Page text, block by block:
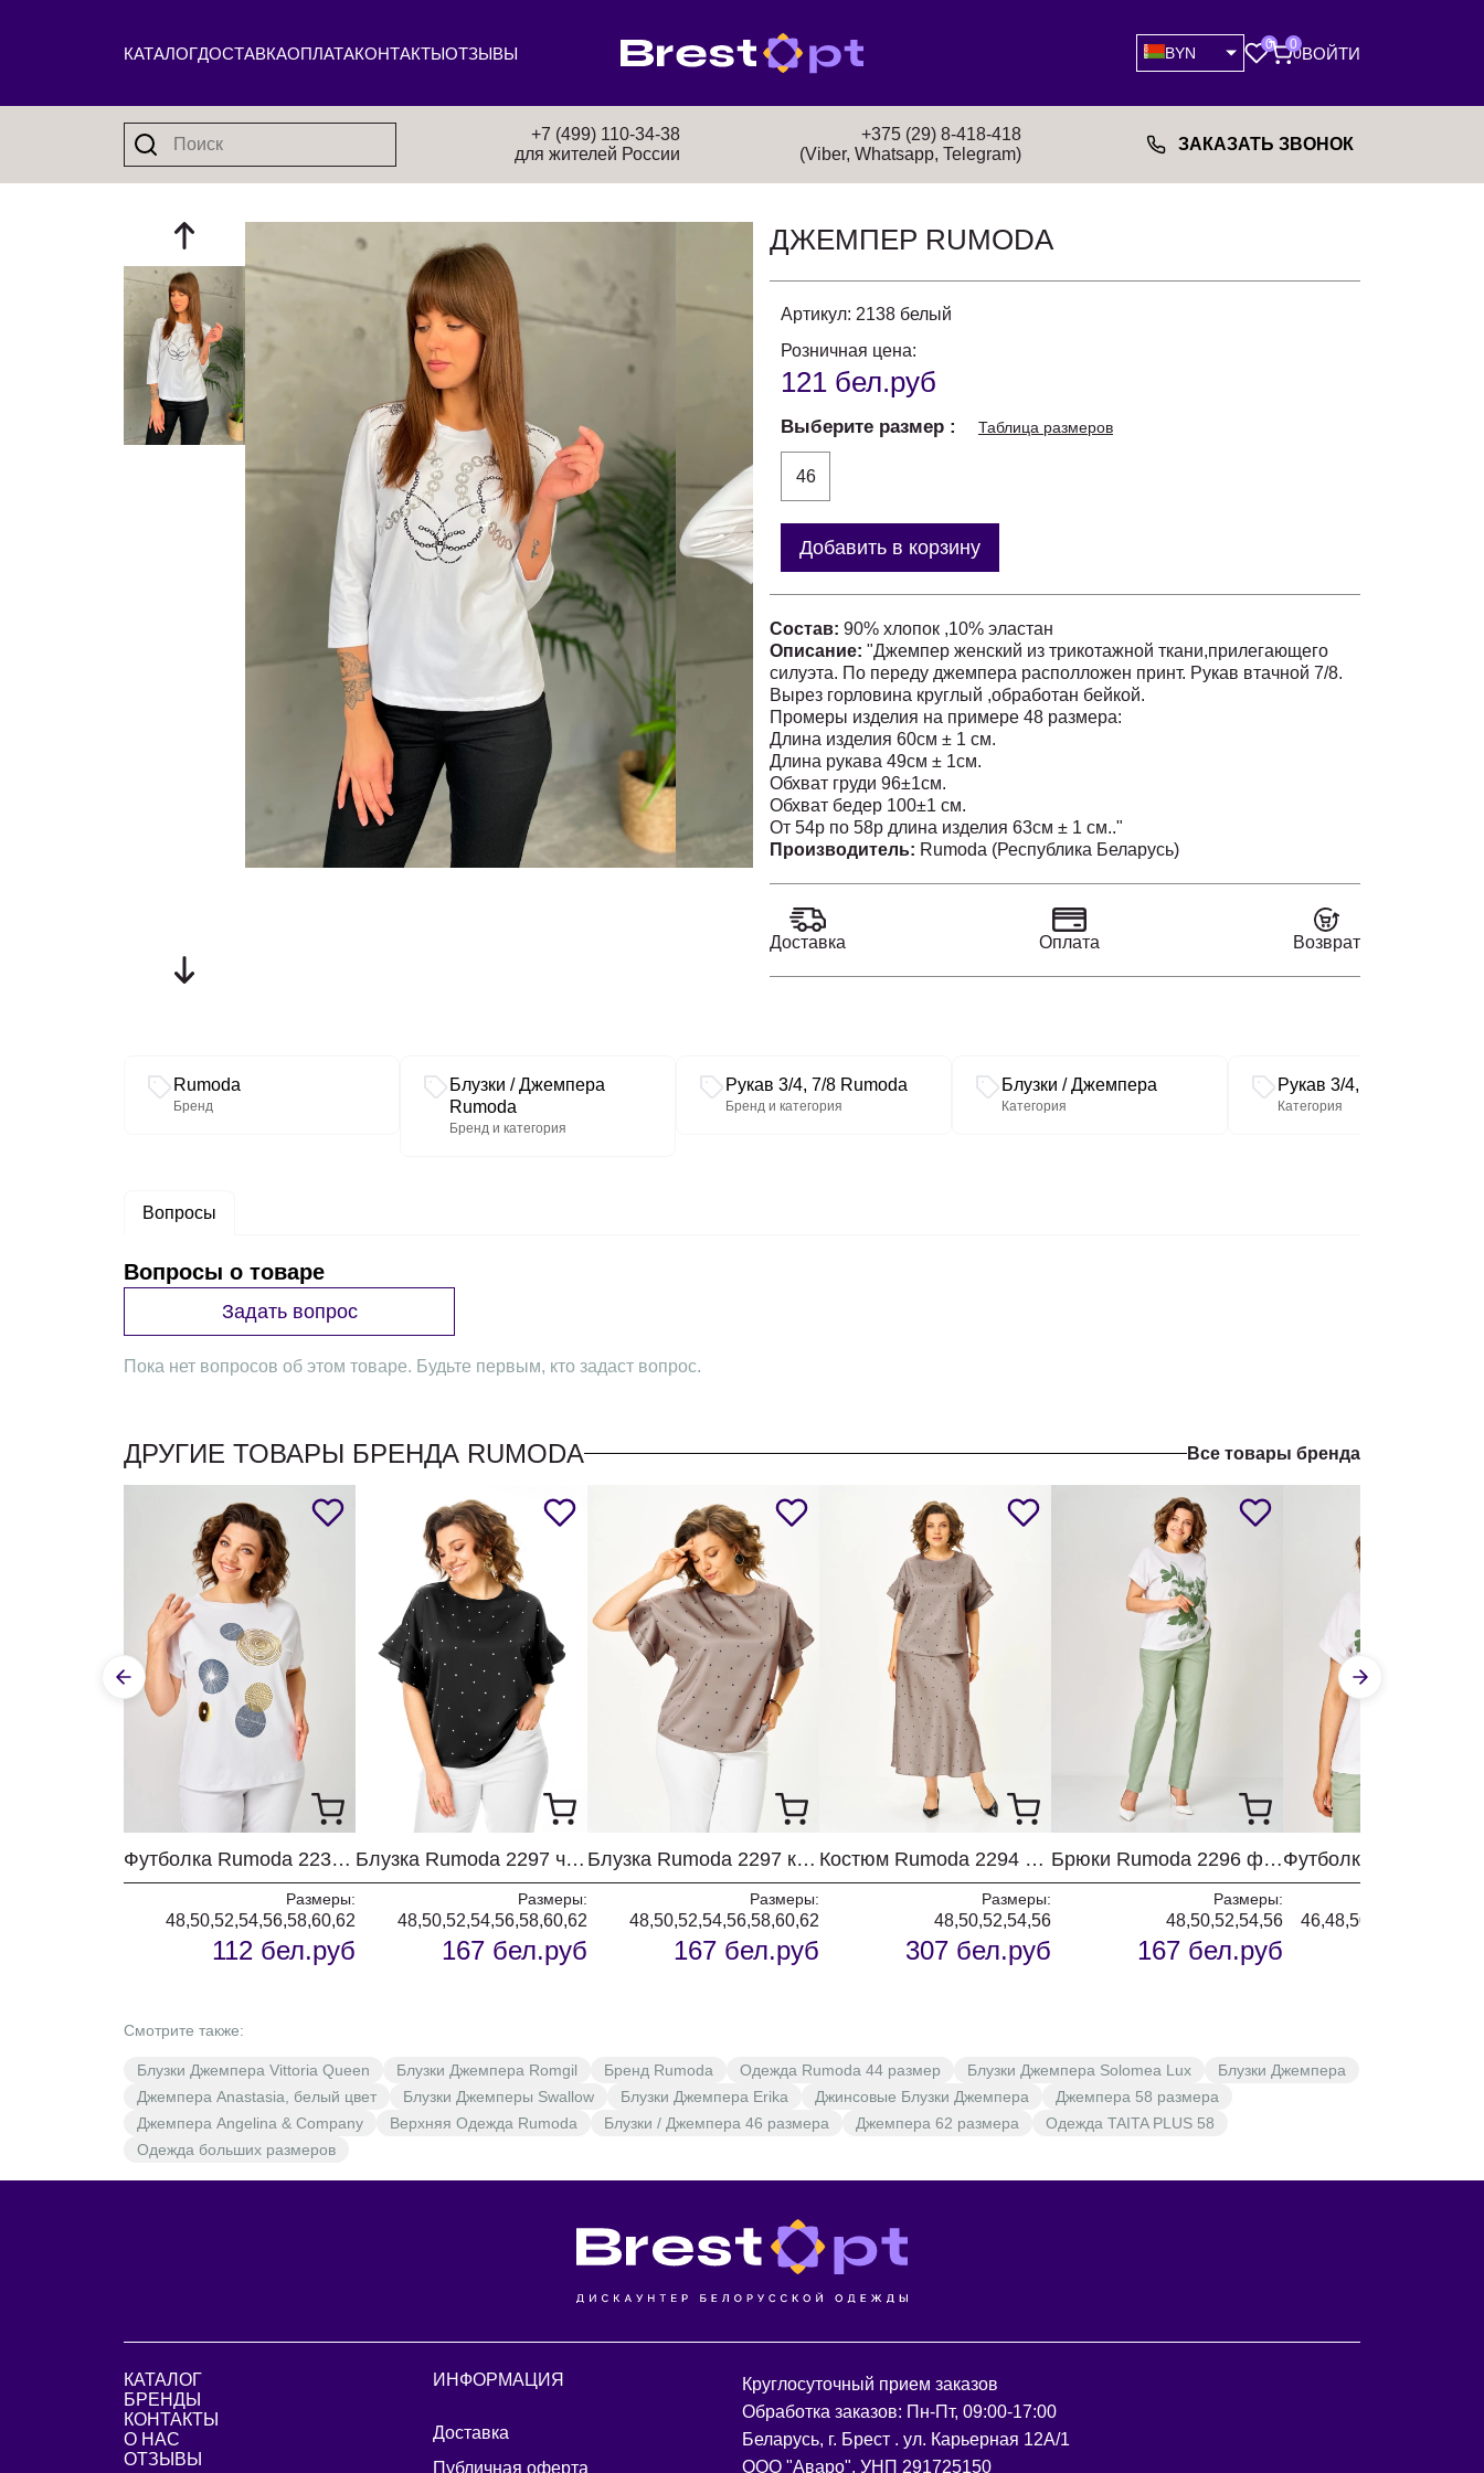
КАТАЛОГДОСТАВКАОПЛАТАКОНТАКТЫОТЗЫВЫ BYN
0 0
0ВОЙТИ
+7 (499) 110-34-38
для жителей России
+375 (29) 8-418-418
(Viber, Whatsapp, Telegram)
ЗАКАЗАТЬ ЗВОНОК
ДЖЕМПЕР RUMODA
Артикул: 2138 белый
Розничная цена:
121 бел.руб
Выберите размер Таблица размеров
46
Добавить в корзину
Состав: 90% хлопок ,10% эластан
Описание: "Джемпер женский из трикотажной ткани,прилегающего
силуэта. По переду джемпера располложен принт. Рукав втачной 7/8.
Вырез горловина круглый ,обработан бейкой.
Промеры изделия на примере 48 размера:
Длина изделия 60см ± 1 см.
Длина рукава 49см ± 1см.
Обхват груди 96±1см.
Обхват бедер 100±1 см.
От 54р по 58р длина изделия 63см ± 1 см.."
Производитель: Rumoda (Республика Беларусь)
Доставка Оплата Возврат
Rumoda
Бренд
Блузки / Джемпера
Rumoda
Бренд и категория
Рукав 3/4, 7/8 Rumoda
Бренд и категория
Блузки / Джемпера
Категория
Рукав 3/4, 7/8
Категория
Вопросы
Вопросы о товаре
Задать вопрос
Пока нет вопросов об этом товаре. Будьте первым, кто задаст вопрос.
ДРУГИЕ ТОВАРЫ БРЕНДА RUMODA Все товары бренда
Футболка Rumoda 2239 белый кр.р.
Размеры:
48,50,52,54,56,58,60,62
112 бел.руб
Блузка Rumoda 2297 черный
Размеры:
48,50,52,54,56,58,60,62
167 бел.руб
Блузка Rumoda 2297 капучино
Размеры:
48,50,52,54,56,58,60,62
167 бел.руб
Костюм Rumoda 2294 капучино
Размеры:
48,50,52,54,56
307 бел.руб
Брюки Rumoda 2296 фисташковый
Размеры:
48,50,52,54,56
167 бел.руб
Смотрите также:
Блузки Джемпера Vittoria Queen Блузки Джемпера Romgil Бренд Rumoda Одежда Rumoda 44 размер Блузки Джемпера Solomea Lux
Блузки Джемпера
Джемпера Anastasia, белый цвет
Блузки Джемперы Swallow Блузки Джемпера Erika Джинсовые Блузки Джемпера
Джемпера 58 размера
Джемпера Angelina & Company
Верхняя Одежда Rumoda Блузки / Джемпера 46 размера Джемпера 62 размера
Одежда TAITA PLUS 58
Одежда больших размеров
КАТАЛОГ
БРЕНДЫ
КОНТАКТЫ
О НАС
ОТЗЫВЫ
ИНФОРМАЦИЯ
Доставка
Публичная оферта
Круглосуточный прием заказов
Обработка заказов: Пн-Пт, 09:00-17:00
Беларусь, г. Брест . ул. Карьерная 12А/1
ООО "Аваро", УНП 291725150